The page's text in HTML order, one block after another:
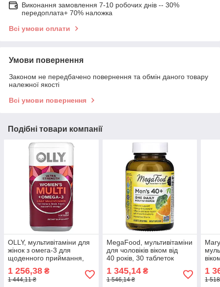
Виконання замовлення 7-10 робочих днів -- 30%
передоплата+ 70% наложка
Всі умови оплати
Умови повернення
Законом не передбачено повернення та обмін даного товару
належної якості
Всі умови повернення
Подібні товари компанії
OLLY, мультивітаміни для
жінок з омега-3 для
щоденного приймання,
надсила, 60 м'яких
таблеток оригінал
1 256,38 ₴
1 444,11 ₴
MegaFood, мультивітаміни
для чоловіків віком від
40 років, 30 таблеток
оригінал
1 345,14₴
1 546,14 ₴
1
1